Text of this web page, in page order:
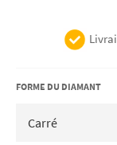
FORME DU DIAMANT